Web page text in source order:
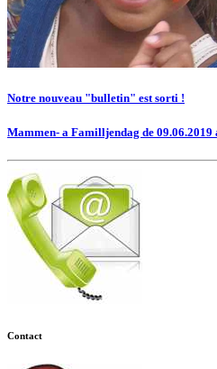
Notre nouveau "bulletin" est sorti !
Mammen- a Familljendag de 09.06.2019
Contact